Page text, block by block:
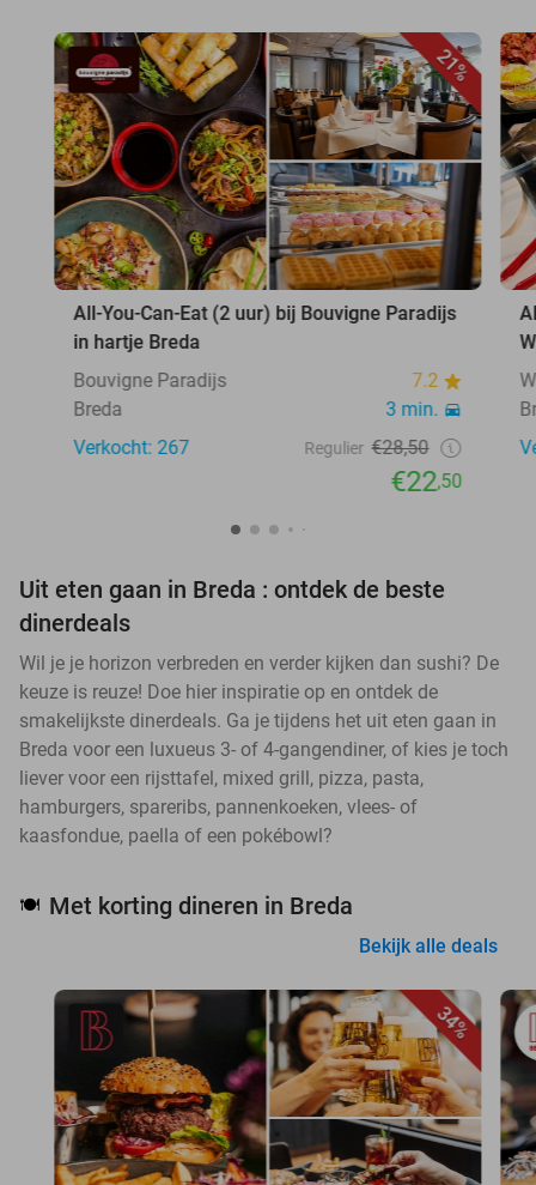
21%
All-You-Can-Eat (2 uur) bij Bouvigne Paradijs
in hartje Breda
Bouvigne Paradijs
7.2
Breda
3 min.
Verkocht: 267
Regulier €28,50
€22,50
Uit eten gaan in Breda : ontdek de beste
dinerdeals
Wil je je horizon verbreden en verder kijken dan sushi? De
keuze is reuze! Doe hier inspiratie op en ontdek de
smakelijkste dinerdeals. Ga je tijdens het uit eten gaan in
Breda voor een luxueus 3- of 4-gangendiner, of kies je toch
liever voor een rijsttafel, mixed grill, pizza, pasta,
hamburgers, spareribs, pannenkoeken, vlees- of
kaasfondue, paella of een pokébowl?
🍽️ Met korting dineren in Breda
Bekijk alle deals
34%